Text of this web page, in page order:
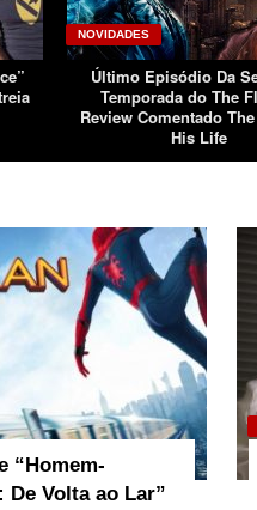
NOVIDADES
Último Episódio Da
Temporada do The
Review Comentado
His Life
“Homem-
De Volta ao Lar”